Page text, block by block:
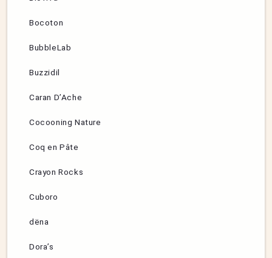
Bocoton
BubbleLab
Buzzidil
Caran D’Ache
Cocooning Nature
Coq en Pâte
Crayon Rocks
Cuboro
dëna
Dora’s